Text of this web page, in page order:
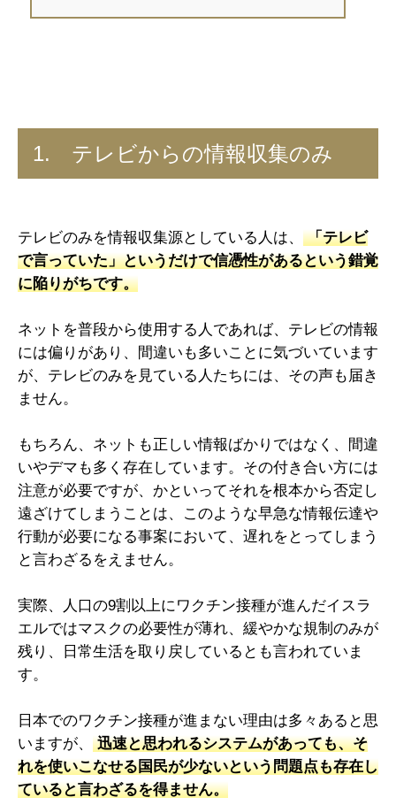
1. テレビからの情報収集のみ
テレビのみを情報収集源としている人は、 「テレビ
で言っていた」というだけで信憑性があるという錯覚
に陥りがちです。
ネットを普段から使用する人であれば、テレビの情報
には偏りがあり、間違いも多いことに気づいています
が、テレビのみを見ている人たちには、その声も届き
ません。
もちろん、ネットも正しい情報ばかりではなく、間違
いやデマも多く存在しています。その付き合い方には
注意が必要ですが、かといってそれを根本から否定し
遠ざけてしまうことは、このような早急な情報伝達や
行動が必要になる事案において、遅れをとってしまう
と言わざるをえません。
実際、人口の9割以上にワクチン接種が進んだイスラ
エルではマスクの必要性が薄れ、緩やかな規制のみが
残り、日常生活を取り戻しているとも言われていま
す。
日本でのワクチン接種が進まない理由は多々あると思
いますが、 迅速と思われるシステムがあっても、そ
れを使いこなせる国民が少ないという問題点も存在し
ていると言わざるを得ません。